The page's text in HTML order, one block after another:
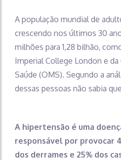
A população mundial de
crescendo nos últimos 30
milhões para 1,28 bilhão,
Imperial College London e
Saúde (OMS). Segundo a
dessas pessoas não sabia
A hipertensão é uma
responsável por provocar
dos derrames e 25% dos